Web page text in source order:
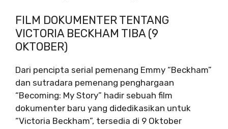
FILM DOKUMENTER TENTANG
VICTORIA BECKHAM TIBA (9
OKTOBER)
Dari pencipta serial pemenang Emmy “Beckham”
dan sutradara pemenang penghargaan
“Becoming: My Story” hadir sebuah film
dokumenter baru yang didedikasikan untuk
“Victoria Beckham”, tersedia di 9 Oktober